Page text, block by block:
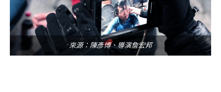
來源：陳彥博、導演詹宏邦